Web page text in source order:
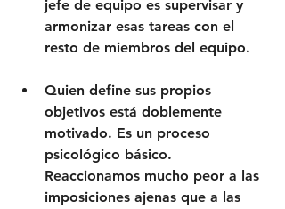
jefe de equipo es supervisar y
armonizar esas tareas con el
resto de miembros del equipo.
Quien define sus propios
objetivos está doblemente
motivado. Es un proceso
psicológico básico.
Reaccionamos mucho peor a las
imposiciones ajenas que a las